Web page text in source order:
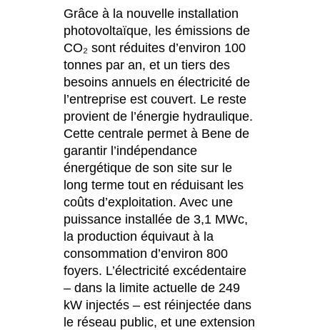
Grâce à la nouvelle installation
photovoltaïque, les émissions de
CO₂ sont réduites d’environ 100
tonnes par an, et un tiers des
besoins annuels en électricité de
l’entreprise est couvert. Le reste
provient de l’énergie hydraulique.
Cette centrale permet à Bene de
garantir l’indépendance
énergétique de son site sur le
long terme tout en réduisant les
coûts d’exploitation. Avec une
puissance installée de 3,1 MWc,
la production équivaut à la
consommation d’environ 800
foyers. L’électricité excédentaire
– dans la limite actuelle de 249
kW injectés – est réinjectée dans
le réseau public, et une extension